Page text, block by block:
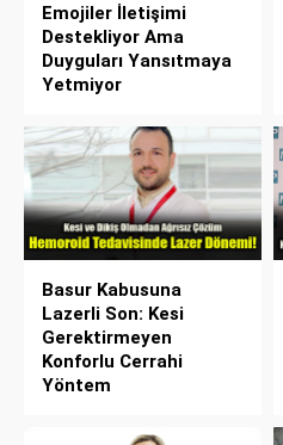
Emojiler İletişimi
Destekliyor Ama
Duyguları Yansıtmaya
Yetmiyor
Basur Kabusuna
Lazerli Son: Kesi
Gerektirmeyen
Konforlu Cerrahi
Yöntem